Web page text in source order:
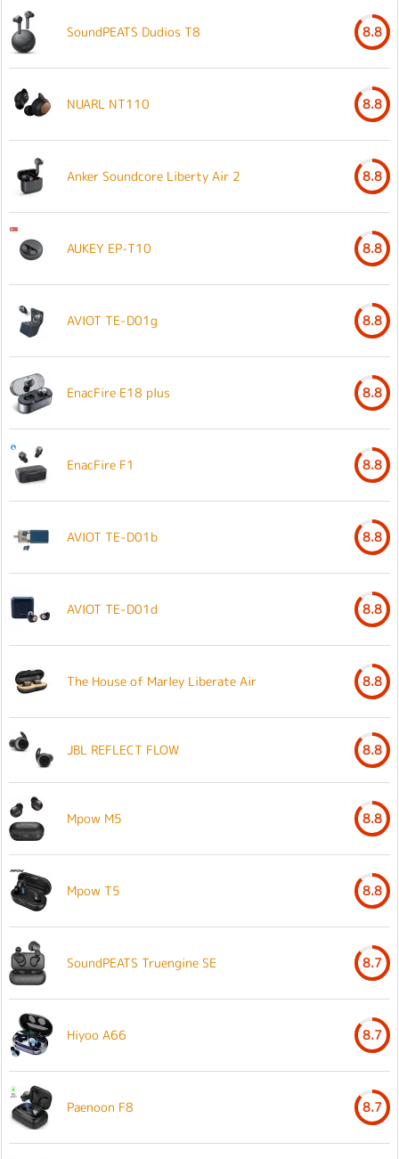
SoundPEATS Dudios T8 8.8
NUARL NT110 8.8
Anker Soundcore Liberty Air 2 8.8
AUKEY EP-T10 8.8
AVIOT TE-D01g 8.8
EnacFire E18 plus 8.8
EnacFire F1 8.8
AVIOT TE-D01b 8.8
AVIOT TE-D01d 8.8
The House of Marley Liberate Air 8.8
JBL REFLECT FLOW 8.8
Mpow M5 8.8
Mpow T5 8.8
SoundPEATS Truengine SE 8.7
Hiyoo A66 8.7
Paenoon F8 8.7